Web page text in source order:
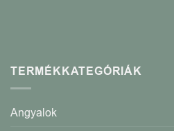
TERMÉKKATEGÓRIÁK
Angyalok